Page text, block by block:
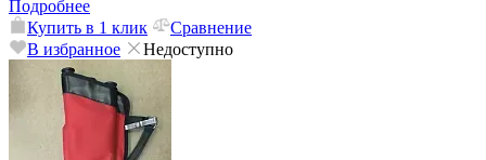
Подробнее
Купить в 1 клик
Сравнение
В избранное
Недоступно